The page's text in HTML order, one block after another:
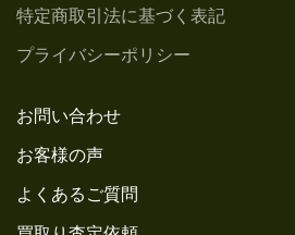
特定商取引法に基づく表記
プライバシーポリシー
お問い合わせ
お客様の声
よくあるご質問